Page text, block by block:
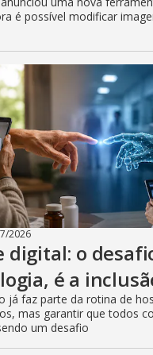
é possível modificar
2026
digital: o
é a
já faz parte da rotina de
mas garantir que todos
um desafio